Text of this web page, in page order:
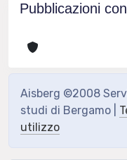
Pubblicazioni
Aisberg ©2008
studi di Bergamo |
utilizzo